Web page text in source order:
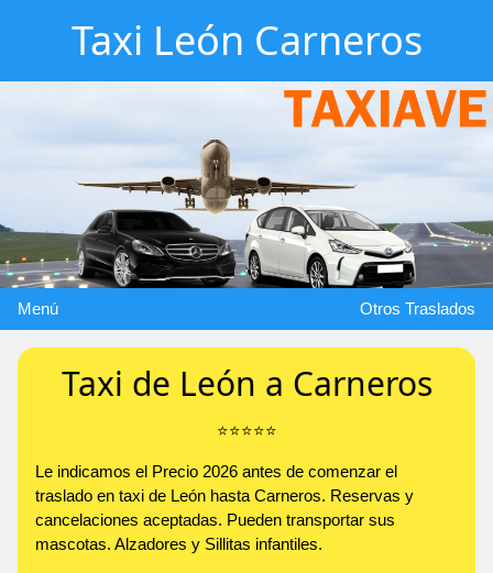
Taxi León Carneros
Menú Otros Traslados
Taxi de León a Carneros
⭐️⭐️⭐️⭐️⭐️
Le indicamos el Precio 2026 antes de comenzar el
traslado en taxi de León hasta Carneros. Reservas y
cancelaciones aceptadas. Pueden transportar sus
mascotas. Alzadores y Sillitas infantiles.